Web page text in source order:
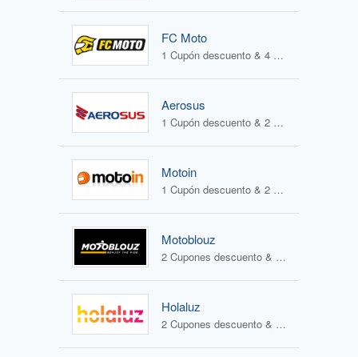
FC Moto
1 Cupón descuento & 4 Ofertas
Aerosus
1 Cupón descuento & 2 Ofertas
Motoin
1 Cupón descuento & 2 Ofertas
Motoblouz
2 Cupones descuento & 1 Oferta
Holaluz
2 Cupones descuento & 0 Ofertas